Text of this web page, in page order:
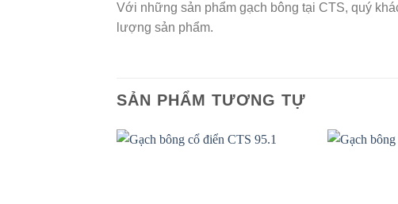
Với những sản phẩm gạch bông tại CTS, quý
lượng sản phẩm.
SẢN PHẨM TƯƠNG TỰ